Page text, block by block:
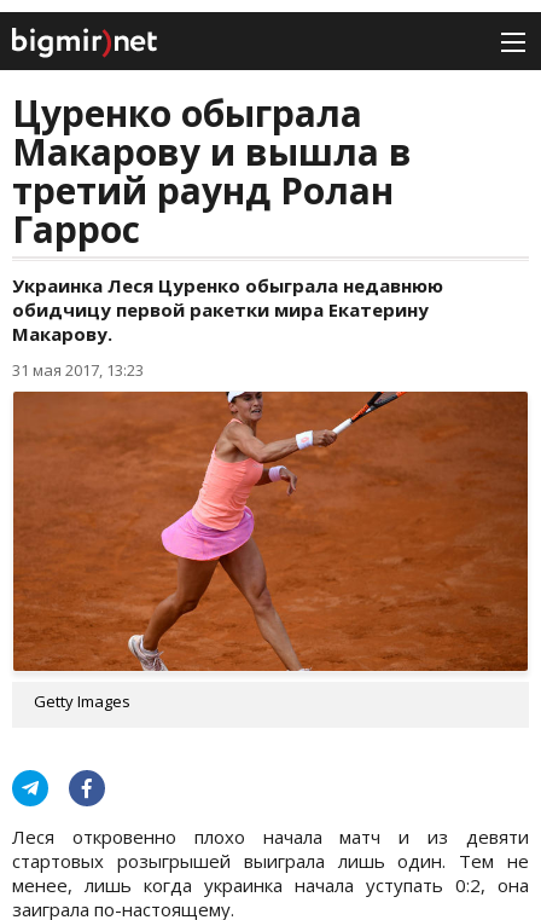
Цуренко обыграла
Макарову и вышла в
третий раунд Ролан
Гаррос
Украинка Леся Цуренко обыграла недавнюю
обидчицу первой ракетки мира Екатерину
Макарову.
31 мая 2017, 13:23
Getty Images
Леся откровенно плохо начала матч и из девяти
стартовых розыгрышей выиграла лишь один. Тем не
менее, лишь когда украинка начала уступать 0:2, она
заиграла по-настоящему.